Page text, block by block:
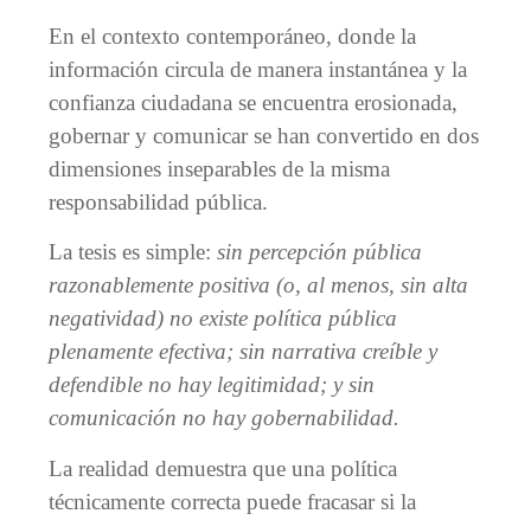
En el contexto contemporáneo, donde la
información circula de manera instantánea y la
confianza ciudadana se encuentra erosionada,
gobernar y comunicar se han convertido en dos
dimensiones inseparables de la misma
responsabilidad pública.
La tesis es simple: sin percepción pública
razonablemente positiva (o, al menos, sin alta
negatividad) no existe política pública
plenamente efectiva; sin narrativa creíble y
defendible no hay legitimidad; y sin
comunicación no hay gobernabilidad.
La realidad demuestra que una política
técnicamente correcta puede fracasar si la